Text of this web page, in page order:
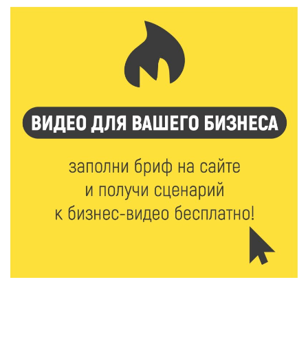
Арбуз без риска: на что обратить внимание при
покупке — советы Роскачества
8 Авг 2026 10:21 387
Виталий Королев рассказал о доступном спорте
для жителей Верхневолжья
«Эстафету чемпионов» провели на площади
Оленинского Дома культуры